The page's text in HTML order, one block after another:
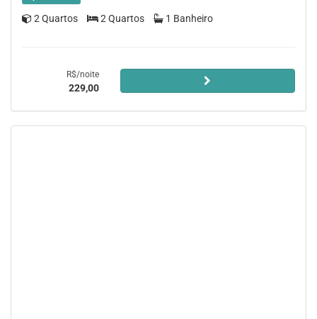
2 Quartos 2 Quartos 1 Banheiro
R$/noite
229,00